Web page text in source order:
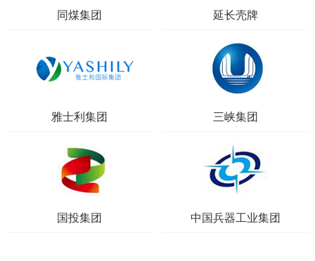
同煤集团 延长壳牌
雅士利集团 三峡集团
国投集团 中国兵器工业集团